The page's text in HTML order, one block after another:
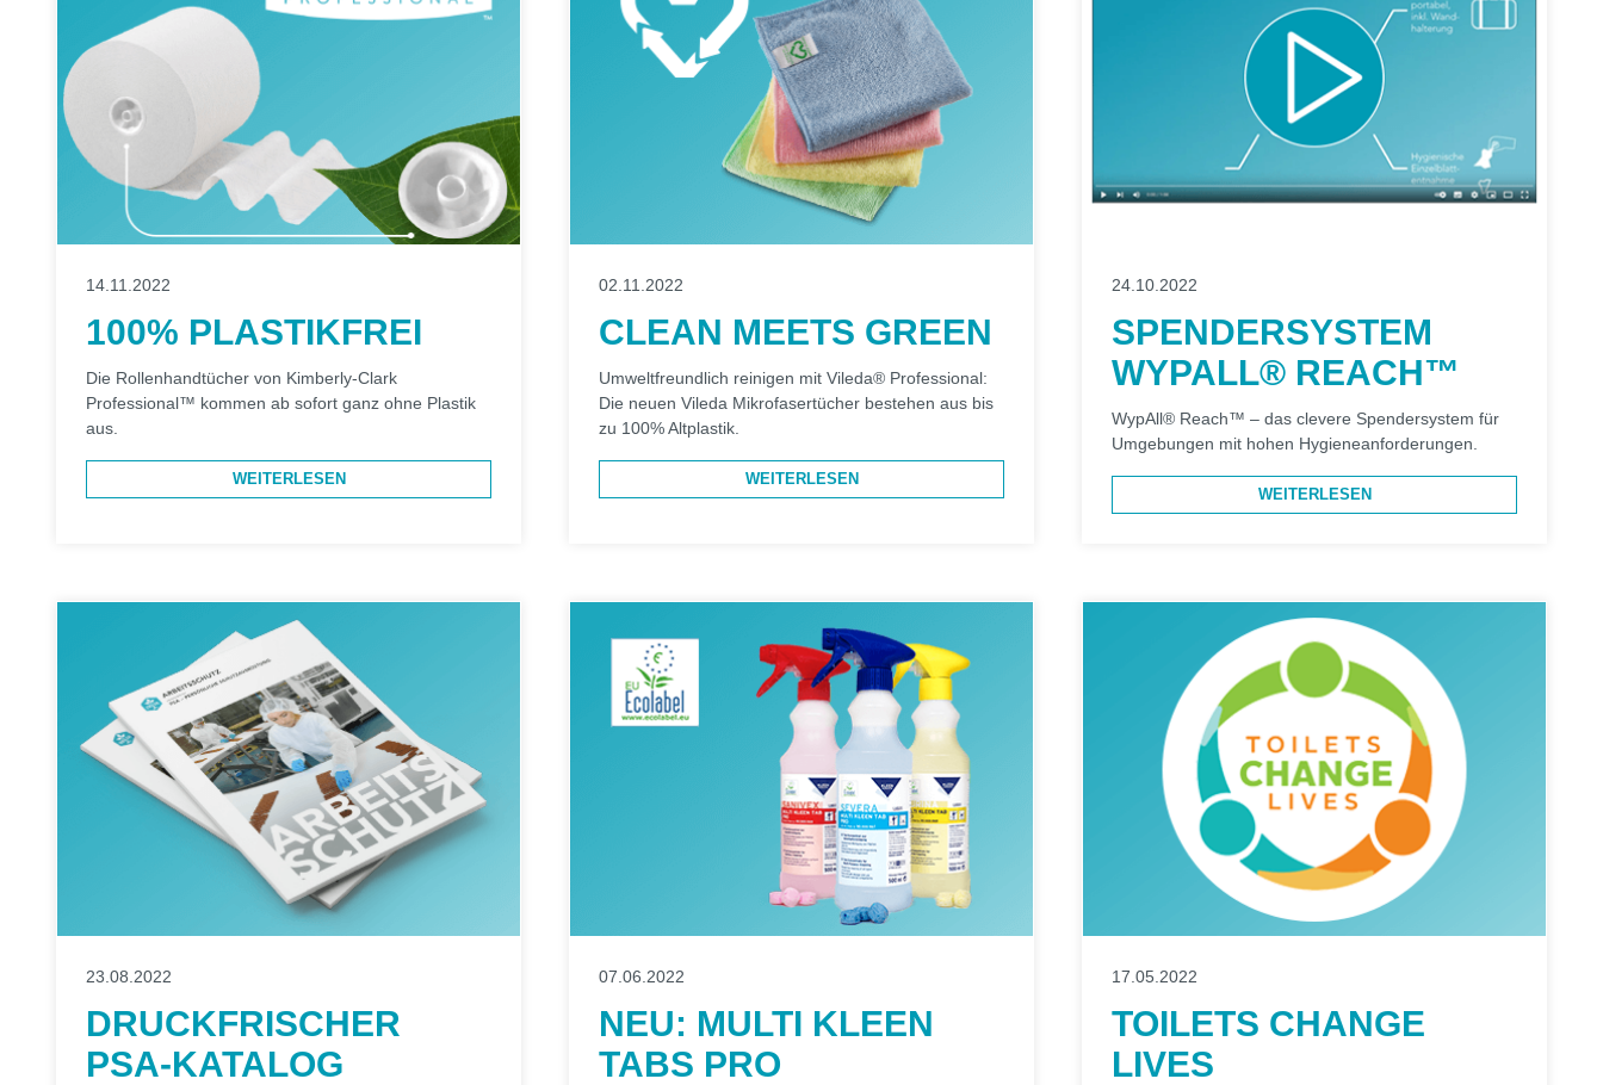
14.11.2022
100% PLASTIKFREI
Die Rollenhandtücher von Kimberly-Clark
Professional™ kommen ab sofort ganz ohne Plastik
aus.
WEITERLESEN
02.11.2022
CLEAN MEETS GREEN
Umweltfreundlich reinigen mit Vileda® Professional:
Die neuen Vileda Mikrofasertücher bestehen aus bis
zu 100% Altplastik.
WEITERLESEN
24.10.2022
SPENDERSYSTEM
WYPALL® REACH™
WypAll® Reach™ – das clevere Spendersystem für
Umgebungen mit hohen Hygieneanforderungen.
WEITERLESEN
23.08.2022
DRUCKFRISCHER
PSA-KATALOG
07.06.2022
NEU: MULTI KLEEN
TABS PRO
17.05.2022
TOILETS CHANGE
LIVES